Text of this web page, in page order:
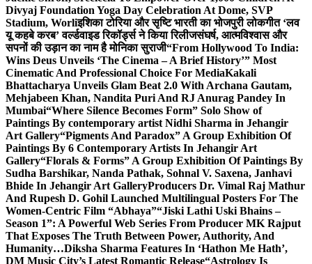
Divyaj Foundation Yoga Day Celebration At Dome, SVP
Stadium, Worliइशिका टोरिया और सृष्टि भारती का भोजपुरी लोकगीत ‘लव
यू कहबे करब’ वर्ल्डवाइड रिकॉर्ड्स ने किया रिलीजसंघर्ष, आत्मविश्वास और
सपनों की उड़ान का नाम है मोनिका सुराजी“From Hollywood To India:
Wins Deus Unveils ‘The Cinema – A Brief History’” Most
Cinematic And Professional Choice For MediaKakali
Bhattacharya Unveils Glam Beat 2.0 With Archana Gautam,
Mehjabeen Khan, Nandita Puri And RJ Anurag Pandey In
Mumbai“Where Silence Becomes Form” Solo Show of
Paintings By contemporary artist Nidhi Sharma in Jehangir
Art Gallery“Pigments And Paradox” A Group Exhibition Of
Paintings By 6 Contemporary Artists In Jehangir Art
Gallery“Florals & Forms” A Group Exhibition Of Paintings By
Sudha Barshikar, Nanda Pathak, Sohnal V. Saxena, Janhavi
Bhide In Jehangir Art GalleryProducers Dr. Vimal Raj Mathur
And Rupesh D. Gohil Launched Multilingual Posters For The
Women-Centric Film “Abhaya”“Jiski Lathi Uski Bhains –
Season 1”: A Powerful Web Series From Producer MK Rajput
That Exposes The Truth Between Power, Authority, And
Humanity…Diksha Sharma Features In ‘Hathon Me Hath’,
DM Music City’s Latest Romantic Release“Astrology Is